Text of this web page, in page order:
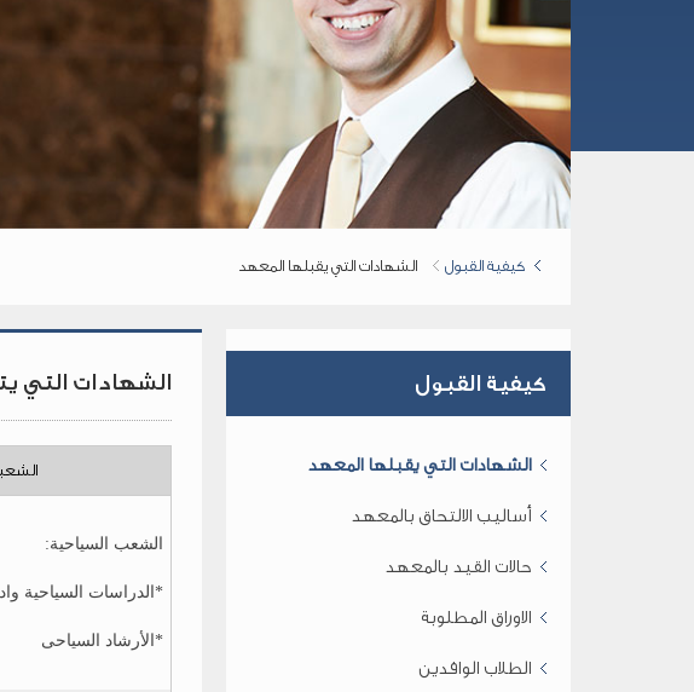
كيفية القبول الشهادات التي يقبلها المعهد
كيفية القبول
الشهادات التي يقبلها المعهد
أساليب الالتحاق بالمعهد
حالات القيد بالمعهد
الاوراق المطلوبة
الطلاب الوافدين
الشهادات التي
الشعب السياحية:
*الدراسات السياحية
*الأرشاد السياحى